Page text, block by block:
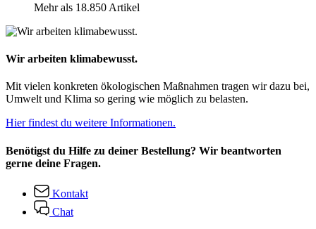
Mehr als 18.850 Artikel
Wir arbeiten klimabewusst.
Mit vielen konkreten ökologischen Maßnahmen tragen wir dazu bei,
Umwelt und Klima so gering wie möglich zu belasten.
Hier findest du weitere Informationen.
Benötigst du Hilfe zu deiner Bestellung? Wir beantworten
gerne deine Fragen.
Kontakt
Chat